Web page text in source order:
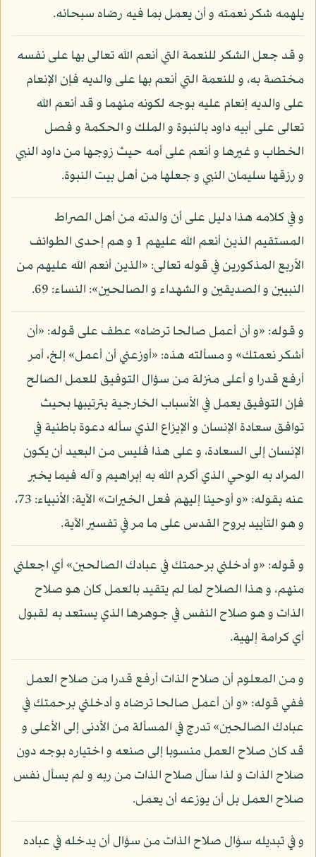
يلهمه شكر نعمته و أن يعمل بما فيه رضاه سبحانه.
و قد جعل الشكر للنعمة التي أنعم الله تعالى بها على نفسه
مختصة به، و للنعمة التي أنعم بها على والديه فإن الإنعام
على والديه إنعام عليه بوجه لكونه منهما و قد أنعم الله
تعالى على أبيه داود بالنبوة و الملك و الحكمة و فصل
الخطاب و غيرها و أنعم على أمه حيث زوجها من داود النبي
و رزقها سليمان النبي و جعلها من أهل بيت النبوة.
و في كلامه هذا دليل على أن والدته من أهل الصراط
المستقيم الذين أنعم الله عليهم 1 و هم إحدى الطوائف
الأربع المذكورين في قوله تعالى: «الذين أنعم الله عليهم من
النبيين و الصديقين و الشهداء و الصالحين»: النساء: 69.
و قوله: «و أن أعمل صالحا ترضاه» عطف على قوله: «أن
أشكر نعمتك» و مسألته هذه: «أوزعني أن أعمل» إلخ، أمر
أرفع قدرا و أعلى منزلة من سؤال التوفيق للعمل الصالح
فإن التوفيق يعمل في الأسباب الخارجية بترتيبها بحيث
توافق سعادة الإنسان و الإيزاع الذي سأله دعوة باطنية في
الإنسان إلى السعادة، و على هذا فليس من البعيد أن يكون
المراد به الوحي الذي أكرم الله به إبراهيم و آله فيما يخبر
عنه بقوله: «و أوحينا إليهم فعل الخيرات» الآية: الأنبياء: 73،
و هو التأييد بروح القدس على ما مر في تفسير الآية.
و قوله: «و أدخلني برحمتك في عبادك الصالحين» أي اجعلني
منهم، و هذا الصلاح لما لم يتقيد بالعمل كان هو صلاح
الذات و هو صلاح النفس في جوهرها الذي يستعد به لقبول
أي كرامة إلهية.
و من المعلوم أن صلاح الذات أرفع قدرا من صلاح العمل
ففي قوله: «و أن أعمل صالحا ترضاه و أدخلني برحمتك في
عبادك الصالحين» تدرج في المسألة من الأدنى إلى الأعلى و
قد كان صلاح العمل منسوبا إلى صنعه و اختياره بوجه دون
صلاح الذات و لذا سأل صلاح الذات من ربه و لم يسأل نفس
صلاح العمل بل أن يوزعه أن يعمل.
و في تبديله سؤال صلاح الذات من سؤال أن يدخله في عباده